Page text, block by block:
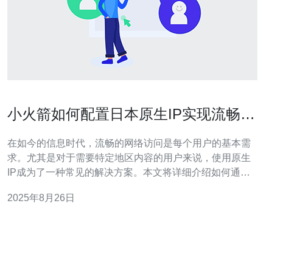
小火箭如何配置日本原生IP实现流畅访
在如今的信息时代，流畅的网络访问是每个用户的基本需
求。尤其是对于需要特定地区内容的用户来说，使用原生
IP成为了一种常见的解决方案。本文将详细介绍如何通过
地体验网络服务。 为什么选择小火箭进行配置？ 小火箭是
2025年8月26日